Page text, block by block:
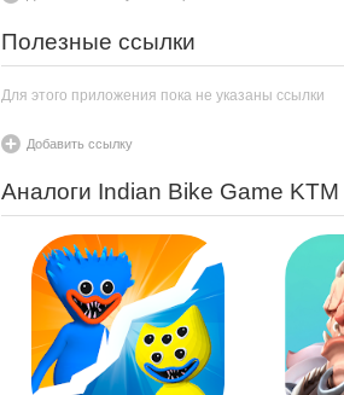
Полезные ссылки
Для этого приложения пока не указаны ссылки
Добавить ссылку
Аналоги Indian Bike Game